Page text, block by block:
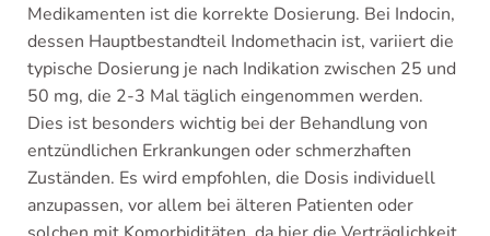
Medikamenten ist die korrekte Dosierung. Bei Indocin,
dessen Hauptbestandteil Indomethacin ist, variiert die
typische Dosierung je nach Indikation zwischen 25 und
50 mg, die 2-3 Mal täglich eingenommen werden.
Dies ist besonders wichtig bei der Behandlung von
entzündlichen Erkrankungen oder schmerzhaften
Zuständen. Es wird empfohlen, die Dosis individuell
anzupassen, vor allem bei älteren Patienten oder